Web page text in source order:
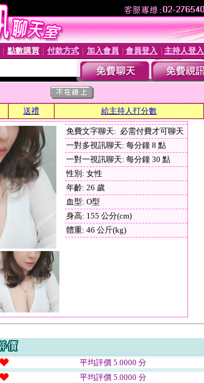
點數購買 付款方式 加入會員 會員登入 主持人登入
送禮 給主持人打分數
免費文字聊天: 必需付費才可聊天
一對多視訊聊天: 每分鐘 8 點
一對一視訊聊天: 每分鐘 30 點
性別: 女性
年齡: 26 歲
血型: O型
身高: 155 公分(cm)
體重: 46 公斤(kg)
平均評價 5.0000 分
平均評價 5.0000 分